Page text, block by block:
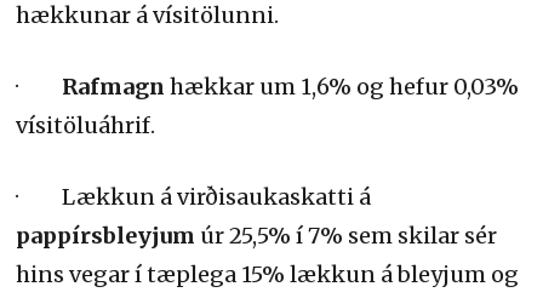
hækkunar á vísitölunni.
· Rafmagn hækkar um 1,6% og hefur 0,03%
vísitöluáhrif.
· Lækkun á virðisaukaskatti á
pappírsbleyjum úr 25,5% í 7% sem skilar sér
hins vegar í tæplega 15% lækkun á bleyjum og